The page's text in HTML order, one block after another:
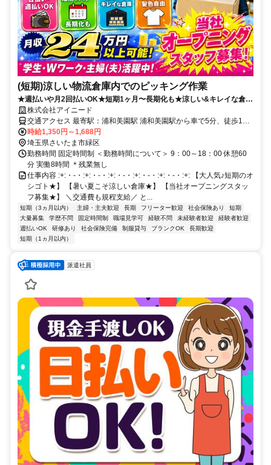
(短期)涼しい物流倉庫内でのピッキング作業
★週払いや月2回払いOK★短期1ヶ月〜長期化も★涼しい&キレイな倉庫
★服装・髪型・髪色自由★月収２４万円以上可能★当社オープニングス
タッフ募集★
株式会社アイニード
交通アクセス 最寄駅：浦和美園駅 浦和美園駅から車で5分、徒歩15
分 浦和ICから車で5分 ＊車・バイク・自転車通勤可能 ＊さいたまス
タジアムからスグ
時給1,350円～1,688円
埼玉県さいたま市緑区
勤務時間 固定時間制 ＜勤務時間について＞ 9：00～18：00 休憩60
分 実働8時間 ＊残業無し
仕事内容 :+:・-・:+:・-・:+:・-・:+:・-・:+:・-・:+: 【大人気♪短期のオ
シゴト★】 【暑い夏こそ涼しい倉庫★】 【当社オープニングスタッ
フ募集★】 ＼交通費も規程支給／ と...
短期（3ヵ月以内） 主婦・主夫歓迎 長期 フリーター歓迎 社会保険あり
短期
大量募集
学歴不問 固定時間制 職場見学可 経験不問 未経験者歓迎
経験者歓迎
週払いOK
研修あり 社会保険完備 制服貸与 ブランクOK
長期歓迎
短期（1ヵ月以内）
派遣社員